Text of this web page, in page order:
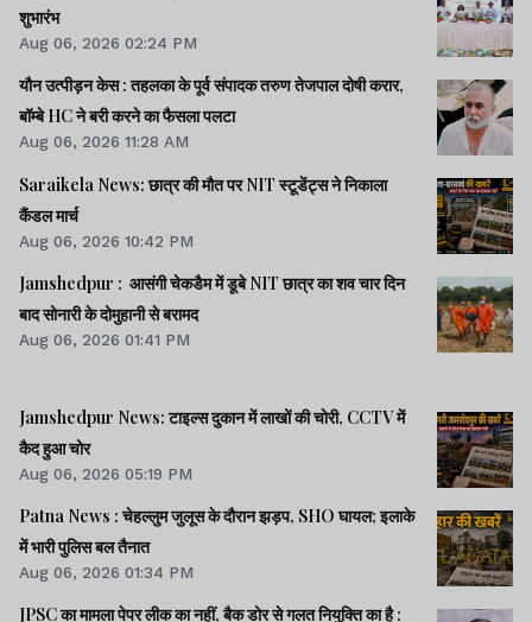
शुभारंभ
Aug 06, 2026 02:24 PM
यौन उत्पीड़न केस : तहलका के पूर्व संपादक तरुण तेजपाल दोषी करार,
बॉम्बे HC ने बरी करने का फैसला पलटा
Aug 06, 2026 11:28 AM
Saraikela News: छात्र की मौत पर NIT स्टूडेंट्स ने निकाला
कैंडल मार्च
Aug 06, 2026 10:42 PM
Jamshedpur : आसंगी चेकडैम में डूबे NIT छात्र का शव चार दिन
बाद सोनारी के दोमुहानी से बरामद
Aug 06, 2026 01:41 PM
Jamshedpur News: टाइल्स दुकान में लाखों की चोरी, CCTV में
कैद हुआ चोर
Aug 06, 2026 05:19 PM
Patna News : चेहल्लुम जुलूस के दौरान झड़प, SHO घायल; इलाके
में भारी पुलिस बल तैनात
Aug 06, 2026 01:34 PM
JPSC का मामला पेपर लीक का नहीं, बैक डोर से गलत नियुक्ति का है :